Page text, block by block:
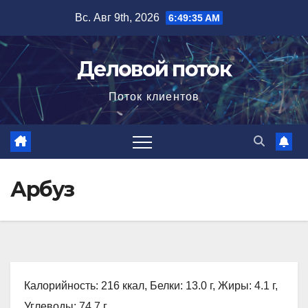
содержимому
Вс. Авг 9th, 2026 6:49:36 AM
Деловой поток
Поток клиентов
Арбуз
Калорийность: 216 ккал, Белки: 13.0 г, Жиры: 4.1 г,